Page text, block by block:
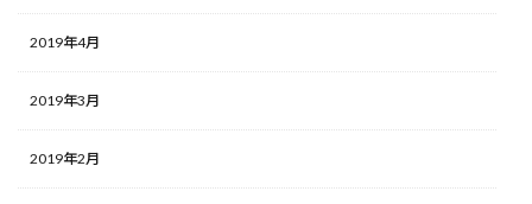
2019年4月
2019年3月
2019年2月